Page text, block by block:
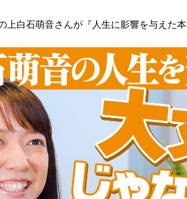
上白石萌音さんが『人生に影響を与えた本